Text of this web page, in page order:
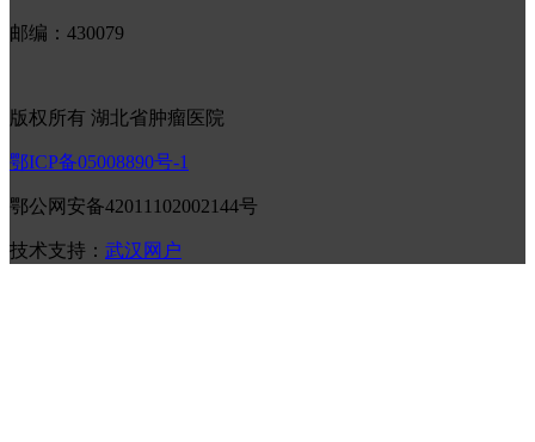
邮编：430079
版权所有 湖北省肿瘤医院
鄂ICP备05008890号-1
鄂公网安备42011102002144号
技术支持： 武汉网户